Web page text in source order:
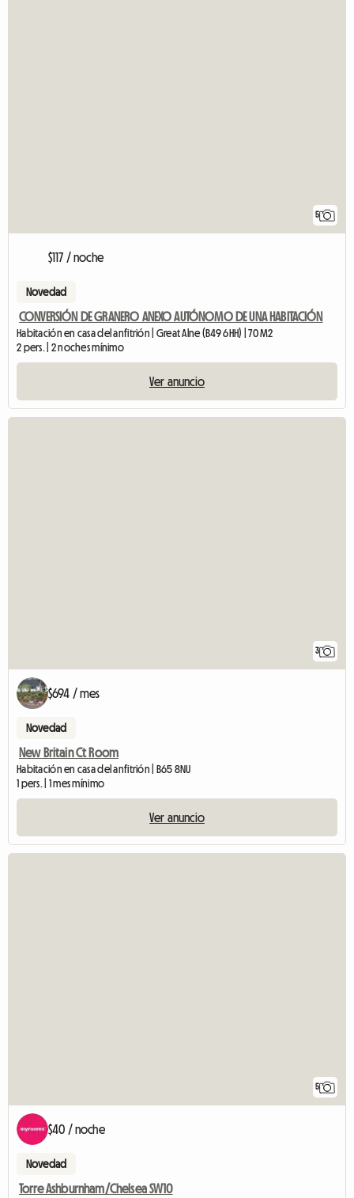
5
$117 / noche
Novedad
CONVERSIÓN DE GRANERO ANEXO AUTÓNOMO DE UNA HABITACIÓN
Habitación en casa del anfitrión | Great Alne (B49 6HH) | 70 M2
2 pers. | 2 noches mínimo
Ver anuncio
3
$694 / mes
Novedad
New Britain Ct Room
Habitación en casa del anfitrión | B65 8NU
1 pers. | 1 mes mínimo
Ver anuncio
5
$40 / noche
Novedad
Torre Ashburnham/Chelsea SW10